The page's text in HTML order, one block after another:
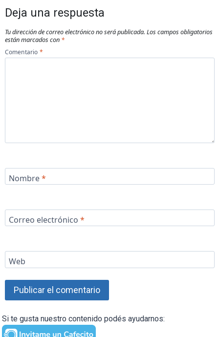
Deja una respuesta
Tu dirección de correo electrónico no será publicada. Los campos obligatorios
están marcados con *
Comentario *
Nombre*
Correo electrónico *
Web
Si te gusta nuestro contenido podés ayudarnos: